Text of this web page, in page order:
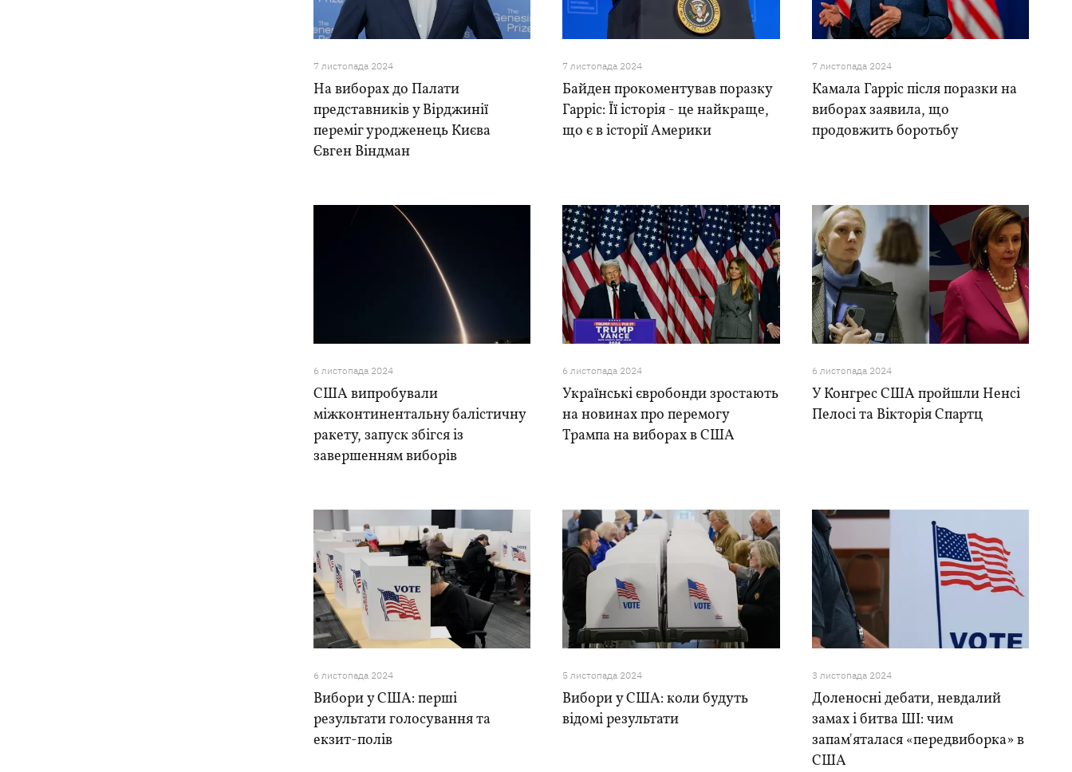
7 листопада 2024
На виборах до Палати
представників у Вірджинії
переміг уродженець Києва
Євген Віндман
7 листопада 2024
Байден прокоментував поразку
Гарріс: Її історія - це найкраще,
що є в історії Америки
7 листопада 2024
Камала Гарріс після поразки на
виборах заявила, що
продовжить боротьбу
6 листопада 2024
США випробували
міжконтинентальну балістичну
ракету, запуск збігся із
завершенням виборів
6 листопада 2024
Українські євробонди зростають
на новинах про перемогу
Трампа на виборах в США
6 листопада 2024
У Конгрес США пройшли Ненсі
Пелосі та Вікторія Спартц
6 листопада 2024
Вибори у США: перші
результати голосування та
екзит-полів
5 листопада 2024
Вибори у США: коли будуть
відомі результати
3 листопада 2024
Доленосні дебати, невдалий
замах і битва ШІ: чим
запам'яталася «передвиборка» в
США